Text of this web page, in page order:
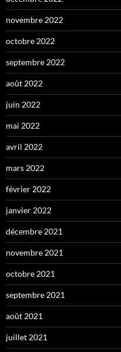
novembre 2022
octobre 2022
septembre 2022
août 2022
juin 2022
mai 2022
avril 2022
mars 2022
février 2022
janvier 2022
décembre 2021
novembre 2021
octobre 2021
septembre 2021
août 2021
juillet 2021